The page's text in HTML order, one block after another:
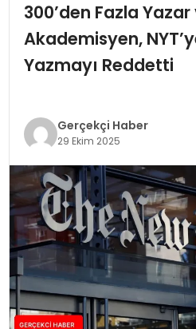
EKONOMI
MAGAZIN
TEKNOLOJI
YAŞAM
300’den Fazla Yazar
Akademisyen,
Yazmayı Reddetti
Gerçekçi Haber
29 Ekim 2025